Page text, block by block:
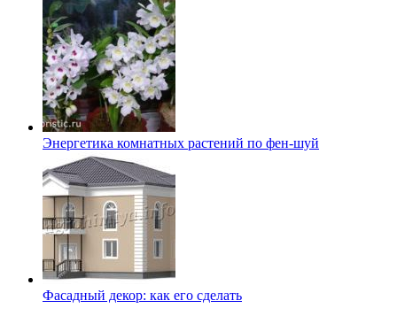
Энергетика комнатных растений по фен-шуй
Фасадный декор: как его сделать